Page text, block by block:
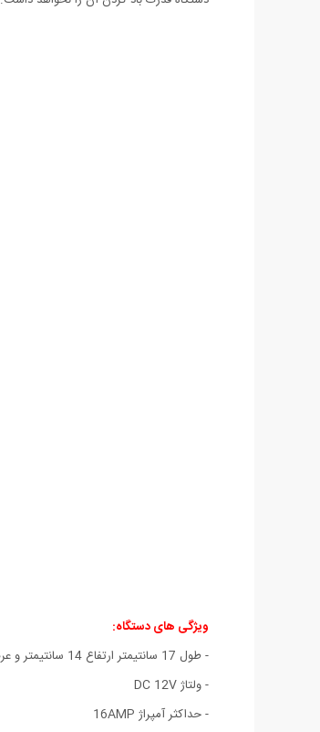
ویژگی های دستگاه:
- طول 17 سانتیمتر ارتفاع 14 سانتیمتر و عرض آن 8.5 سانتیمتر میباشد و بدون اشغال فضای زیاد در ماشین جا میشود.
- ولتاژ DC 12V
- حداکثر آمپراژ 16AMP